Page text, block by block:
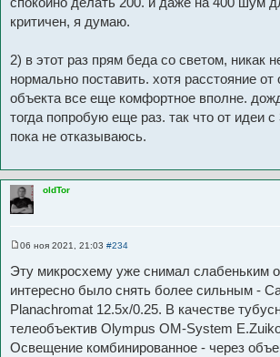
критичен, я думаю.
2) в этот раз прям беда со светом, никак
нормально поставить. хотя расстояние от
объекта все еще комфортное вполне.
тогда попробую еще раз. так что от идеи
пока не отказываюсь.
oldTor
о
б
щ
е
и
06 ноя 2021, 21:03 #234
Эту микросхему уже снимал слабеньким
интересно было снять более сильным -
Planachromat 12.5x/0.25. В качестве
телеобъектив Olympus OM-System
Освещение комбинированное - через